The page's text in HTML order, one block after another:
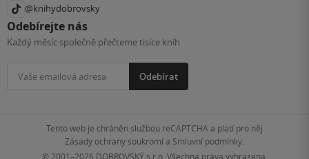
@knihydobrovsky
Odebírejte nás
Každý měsíc společně přečteme tisíce knih
Odebírat
Tento web je chráněn službou reCAPTCHA a platí pro něj
Zásady ochrany soukromía Smluvní podmínky
© 2001–2026 DOBROVSKÝ s.r.o. Všechna práva vyhrazena.